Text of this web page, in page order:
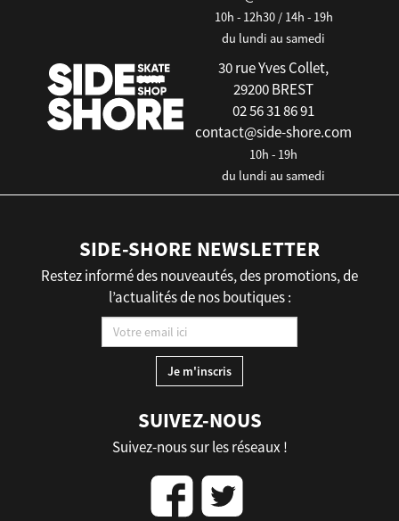
10h - 12h30 / 14h - 19h
du lundi au samedi
30 rue Yves Collet,
29200 BREST
02 56 31 86 91
contact@side-shore.com
10h - 19h
du lundi au samedi
SIDE-SHORE NEWSLETTER
Restez informé des nouveautés, des promotions, de
l’actualités de nos boutiques :
SUIVEZ-NOUS
Suivez-nous sur les réseaux !